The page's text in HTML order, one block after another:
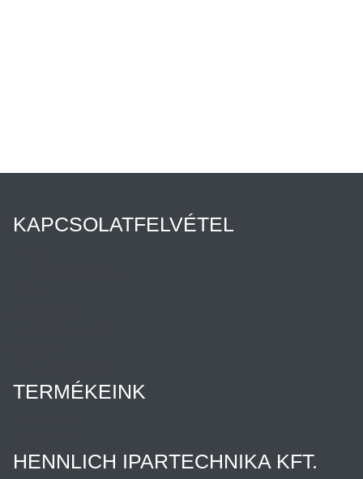
KAPCSOLATFELVÉTEL
TERMÉKEINK
HENNLICH IPARTECHNIKA KFT.